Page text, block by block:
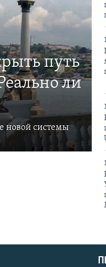
путь
ли
новой системы